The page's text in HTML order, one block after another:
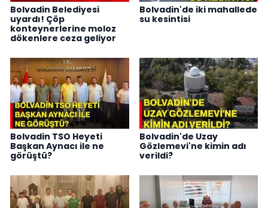
Bolvadin Belediyesi
uyardı! Çöp
konteynerlerine moloz
dökenlere ceza geliyor
Bolvadin'de iki mahallede
su kesintisi
Bolvadin TSO Heyeti
Başkan Aynacı ile ne
görüştü?
Bolvadin'de Uzay
Gözlemevi'ne kimin adı
verildi?